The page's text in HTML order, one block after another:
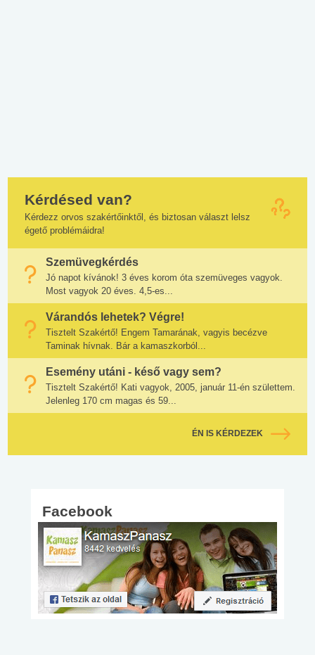
Kérdésed van?
Kérdezz orvos szakértőinktől, és biztosan választ lelsz
égető problémáidra!
Szemüvegkérdés
Jó napot kívánok! 3 éves korom óta szemüveges vagyok.
Most vagyok 20 éves. 4,5-es...
Várandós lehetek? Végre!
Tisztelt Szakértő! Engem Tamarának, vagyis becézve
Taminak hívnak. Bár a kamaszkorból...
Esemény utáni - késő vagy sem?
Tisztelt Szakértő! Kati vagyok, 2005, január 11-én születtem.
Jelenleg 170 cm magas és 59...
ÉN IS KÉRDEZEK
Facebook